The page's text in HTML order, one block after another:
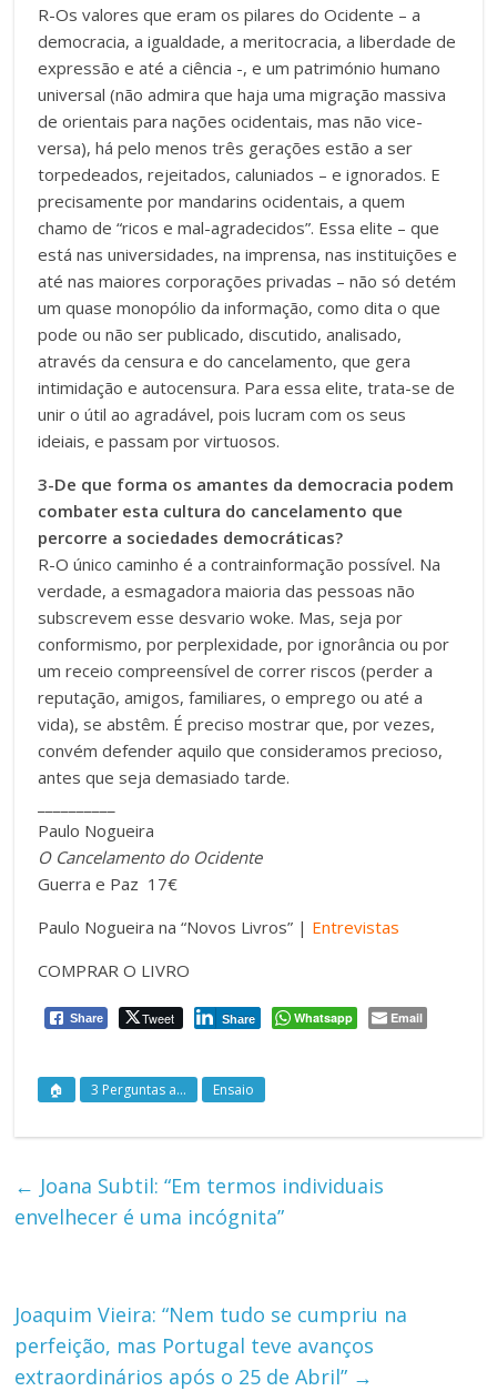
R-Os valores que eram os pilares do Ocidente – a
democracia, a igualdade, a meritocracia, a liberdade de
expressão e até a ciência -, e um património humano
universal (não admira que haja uma migração massiva
de orientais para nações ocidentais, mas não vice-
versa), há pelo menos três gerações estão a ser
torpedeados, rejeitados, caluniados – e ignorados. E
precisamente por mandarins ocidentais, a quem
chamo de “ricos e mal-agradecidos”. Essa elite – que
está nas universidades, na imprensa, nas instituições e
até nas maiores corporações privadas – não só detém
um quase monopólio da informação, como dita o que
pode ou não ser publicado, discutido, analisado,
através da censura e do cancelamento, que gera
intimidação e autocensura. Para essa elite, trata-se de
unir o útil ao agradável, pois lucram com os seus
ideiais, e passam por virtuosos.
3-De que forma os amantes da democracia podem
combater esta cultura do cancelamento que
percorre a sociedades democráticas?
R-O único caminho é a contrainformação possível. Na
verdade, a esmagadora maioria das pessoas não
subscrevem esse desvario woke. Mas, seja por
conformismo, por perplexidade, por ignorância ou por
um receio compreensível de correr riscos (perder a
reputação, amigos, familiares, o emprego ou até a
vida), se abstêm. É preciso mostrar que, por vezes,
convém defender aquilo que consideramos precioso,
antes que seja demasiado tarde.
Paulo Nogueira
O Cancelamento do Ocidente
Guerra e Paz 17€
Paulo Nogueira na “Novos Livros” | Entrevistas
COMPRAR O LIVRO
Share Tweet Share Whatsapp Email
🏠 3 Perguntas a... Ensaio
← Joana Subtil: “Em termos individuais
envelhecer é uma incógnita”
Joaquim Vieira: “Nem tudo se cumpriu na
perfeição, mas Portugal teve avanços
extraordinários após o 25 de Abril” →